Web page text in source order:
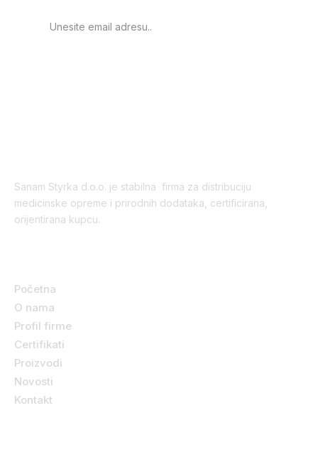
Sanam Styrka d.o.o. je stabilna firma za distribuciju
medicinske opreme i prirodnih dodataka, certificirana,
orijentirana kupcu.
Početna
O nama
Profil firme
Certifikati
Proizvodi
Novosti
Kontakt